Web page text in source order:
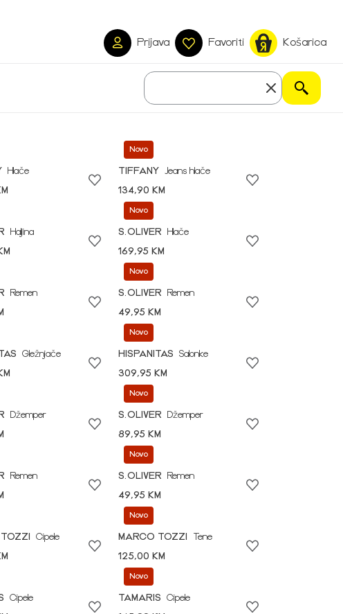
Prijava Favoriti Košarica
Hlače
Novo
TIFFANY
Jeans hlače
134,90 KM
Haljina
Novo
S.OLIVER
Hlače
169,95 KM
Remen
Novo
S.OLIVER
Remen
49,95 KM
Gležnjače
Novo
HISPANITAS
Salonke
309,95 KM
Džemper
Novo
S.OLIVER
Džemper
89,95 KM
Remen
Novo
S.OLIVER
Remen
49,95 KM
Cipele
Novo
MARCO TOZZI
Tene
125,00 KM
Cipele
Novo
TAMARIS
Cipele